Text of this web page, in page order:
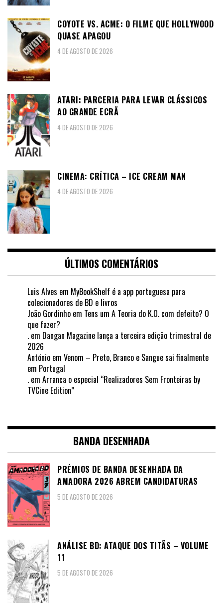
COYOTE VS. ACME: O FILME QUE HOLLYWOOD
QUASE APAGOU
4 DE AGOSTO DE 2026
ATARI: PARCERIA PARA LEVAR CLÁSSICOS
AO GRANDE ECRÃ
4 DE AGOSTO DE 2026
CINEMA: CRÍTICA – ICE CREAM MAN
4 DE AGOSTO DE 2026
ÚLTIMOS COMENTÁRIOS
Luis Alves em MyBookShelf é a app portuguesa para
colecionadores de BD e livros
João Gordinho em Tens um A Teoria do K.O. com defeito? O
que fazer?
. em Dangan Magazine lança a terceira edição trimestral de
2026
António em Venom – Preto, Branco e Sangue sai finalmente
em Portugal
. em Arranca o especial “Realizadores Sem Fronteiras by
TVCine Edition”
BANDA DESENHADA
PRÉMIOS DE BANDA DESENHADA DA
AMADORA 2026 ABREM CANDIDATURAS
5 DE AGOSTO DE 2026
ANÁLISE BD: ATAQUE DOS TITÃS – VOLUME
11
5 DE AGOSTO DE 2026